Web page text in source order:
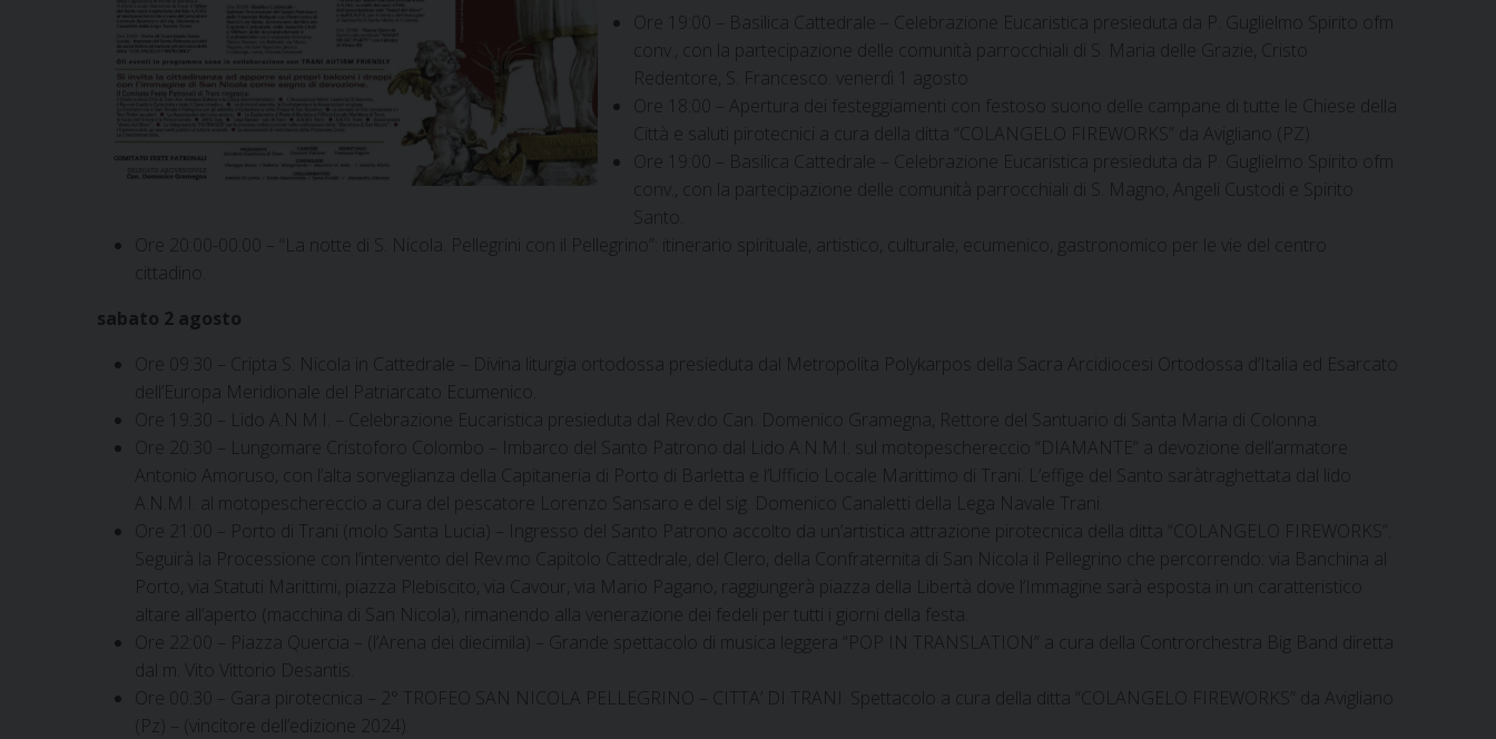
Ore 19:00 – Basilica Cattedrale – Celebrazione Eucaristica presieduta da P. Guglielmo Spirito ofm
conv., con la partecipazione delle comunità parrocchiali di S. Maria delle Grazie, Cristo
Redentore, S. Francesco. venerdì 1 agosto
Ore 18:00 – Apertura dei festeggiamenti con festoso suono delle campane di tutte le Chiese della
Città e saluti pirotecnici a cura della ditta “COLANGELO FIREWORKS” da Avigliano (PZ).
Ore 19:00 – Basilica Cattedrale – Celebrazione Eucaristica presieduta da P. Guglielmo Spirito ofm
conv., con la partecipazione delle comunità parrocchiali di S. Magno, Angeli Custodi e Spirito
Santo.
Ore 20:00-00:00 – “La notte di S. Nicola. Pellegrini con il Pellegrino”: itinerario spirituale, artistico, culturale, ecumenico, gastronomico per le vie del centro
cittadino.
sabato 2 agosto
Ore 09:30 – Cripta S. Nicola in Cattedrale – Divina liturgia ortodossa presieduta dal Metropolita Polykarpos della Sacra Arcidiocesi Ortodossa d’Italia ed Esarcato
dell’Europa Meridionale del Patriarcato Ecumenico.
Ore 19:30 – Lido A.N.M.I. – Celebrazione Eucaristica presieduta dal Rev.do Can. Domenico Gramegna, Rettore del Santuario di Santa Maria di Colonna.
Ore 20:30 – Lungomare Cristoforo Colombo – Imbarco del Santo Patrono dal Lido A.N.M.I. sul motopeschereccio “DIAMANTE” a devozione dell’armatore
Antonio Amoruso, con l’alta sorveglianza della Capitaneria di Porto di Barletta e l’Ufficio Locale Marittimo di Trani. L’effige del Santo saràtraghettata dal lido
A.N.M.I. al motopeschereccio a cura del pescatore Lorenzo Sansaro e del sig. Domenico Canaletti della Lega Navale Trani.
Ore 21:00 – Porto di Trani (molo Santa Lucia) – Ingresso del Santo Patrono accolto da un’artistica attrazione pirotecnica della ditta “COLANGELO FIREWORKS”.
Seguirà la Processione con l’intervento del Rev.mo Capitolo Cattedrale, del Clero, della Confraternita di San Nicola il Pellegrino che percorrendo: via Banchina al
Porto, via Statuti Marittimi, piazza Plebiscito, via Cavour, via Mario Pagano, raggiungerà piazza della Libertà dove l’Immagine sarà esposta in un caratteristico
altare all’aperto (macchina di San Nicola), rimanendo alla venerazione dei fedeli per tutti i giorni della festa.
Ore 22:00 – Piazza Quercia – (l’Arena dei diecimila) – Grande spettacolo di musica leggera “POP IN TRANSLATION” a cura della Controrchestra Big Band diretta
dal m. Vito Vittorio Desantis.
Ore 00:30 – Gara pirotecnica – 2° TROFEO SAN NICOLA PELLEGRINO – CITTA’ DI TRANI. Spettacolo a cura della ditta “COLANGELO FIREWORKS” da Avigliano
(Pz) – (vincitore dell’edizione 2024).